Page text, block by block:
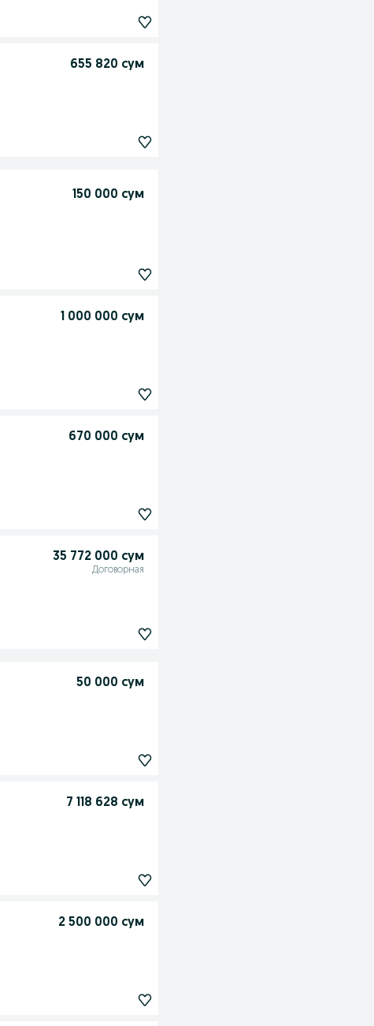
655 820 сум
150 000 сум
1 000 000 сум
670 000 сум
35 772 000 сум
Договорная
50 000 сум
7 118 628 сум
2 500 000 сум